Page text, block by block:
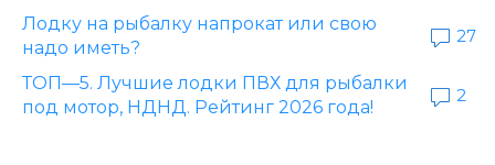
Лодку на рыбалку напрокат или свою
надо иметь?
27
ТОП—5. Лучшие лодки ПВХ для рыбалки
под мотор, НДНД. Рейтинг 2026 года!
2